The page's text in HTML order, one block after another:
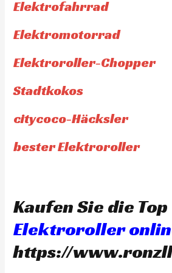
Elektrofahrrad
Elektromotorrad
Elektroroller-Chopper
Stadtkokos
citycoco-Häcksler
bester Elektroroller
Kaufen Sie die Top
Elektroroller
https://